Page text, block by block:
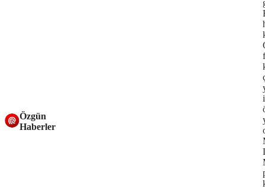
Özgün
Haberler